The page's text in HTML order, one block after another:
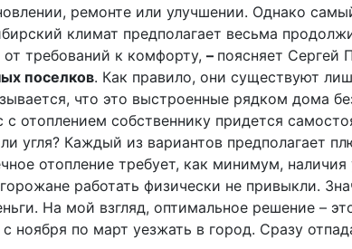
ремонте или улучшении. Однако
климат предполагает весьма
от требований к комфорту, – поясняет Сергей
поселков. Как правило, они существуют
что это выстроенные рядком дома
отоплением собственнику придется
угля? Каждый из вариантов предполагает
отопление требует, как минимум, наличия
работать физически не привыкли.
На мой взгляд, оптимальное решение –
ноября по март уезжать в город. Сразу